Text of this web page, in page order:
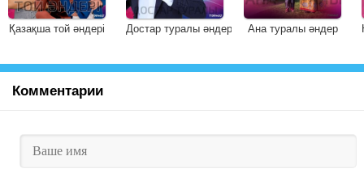
Қазақша той әндері Достар туралы әндер Ана туралы әндер
Комментарии